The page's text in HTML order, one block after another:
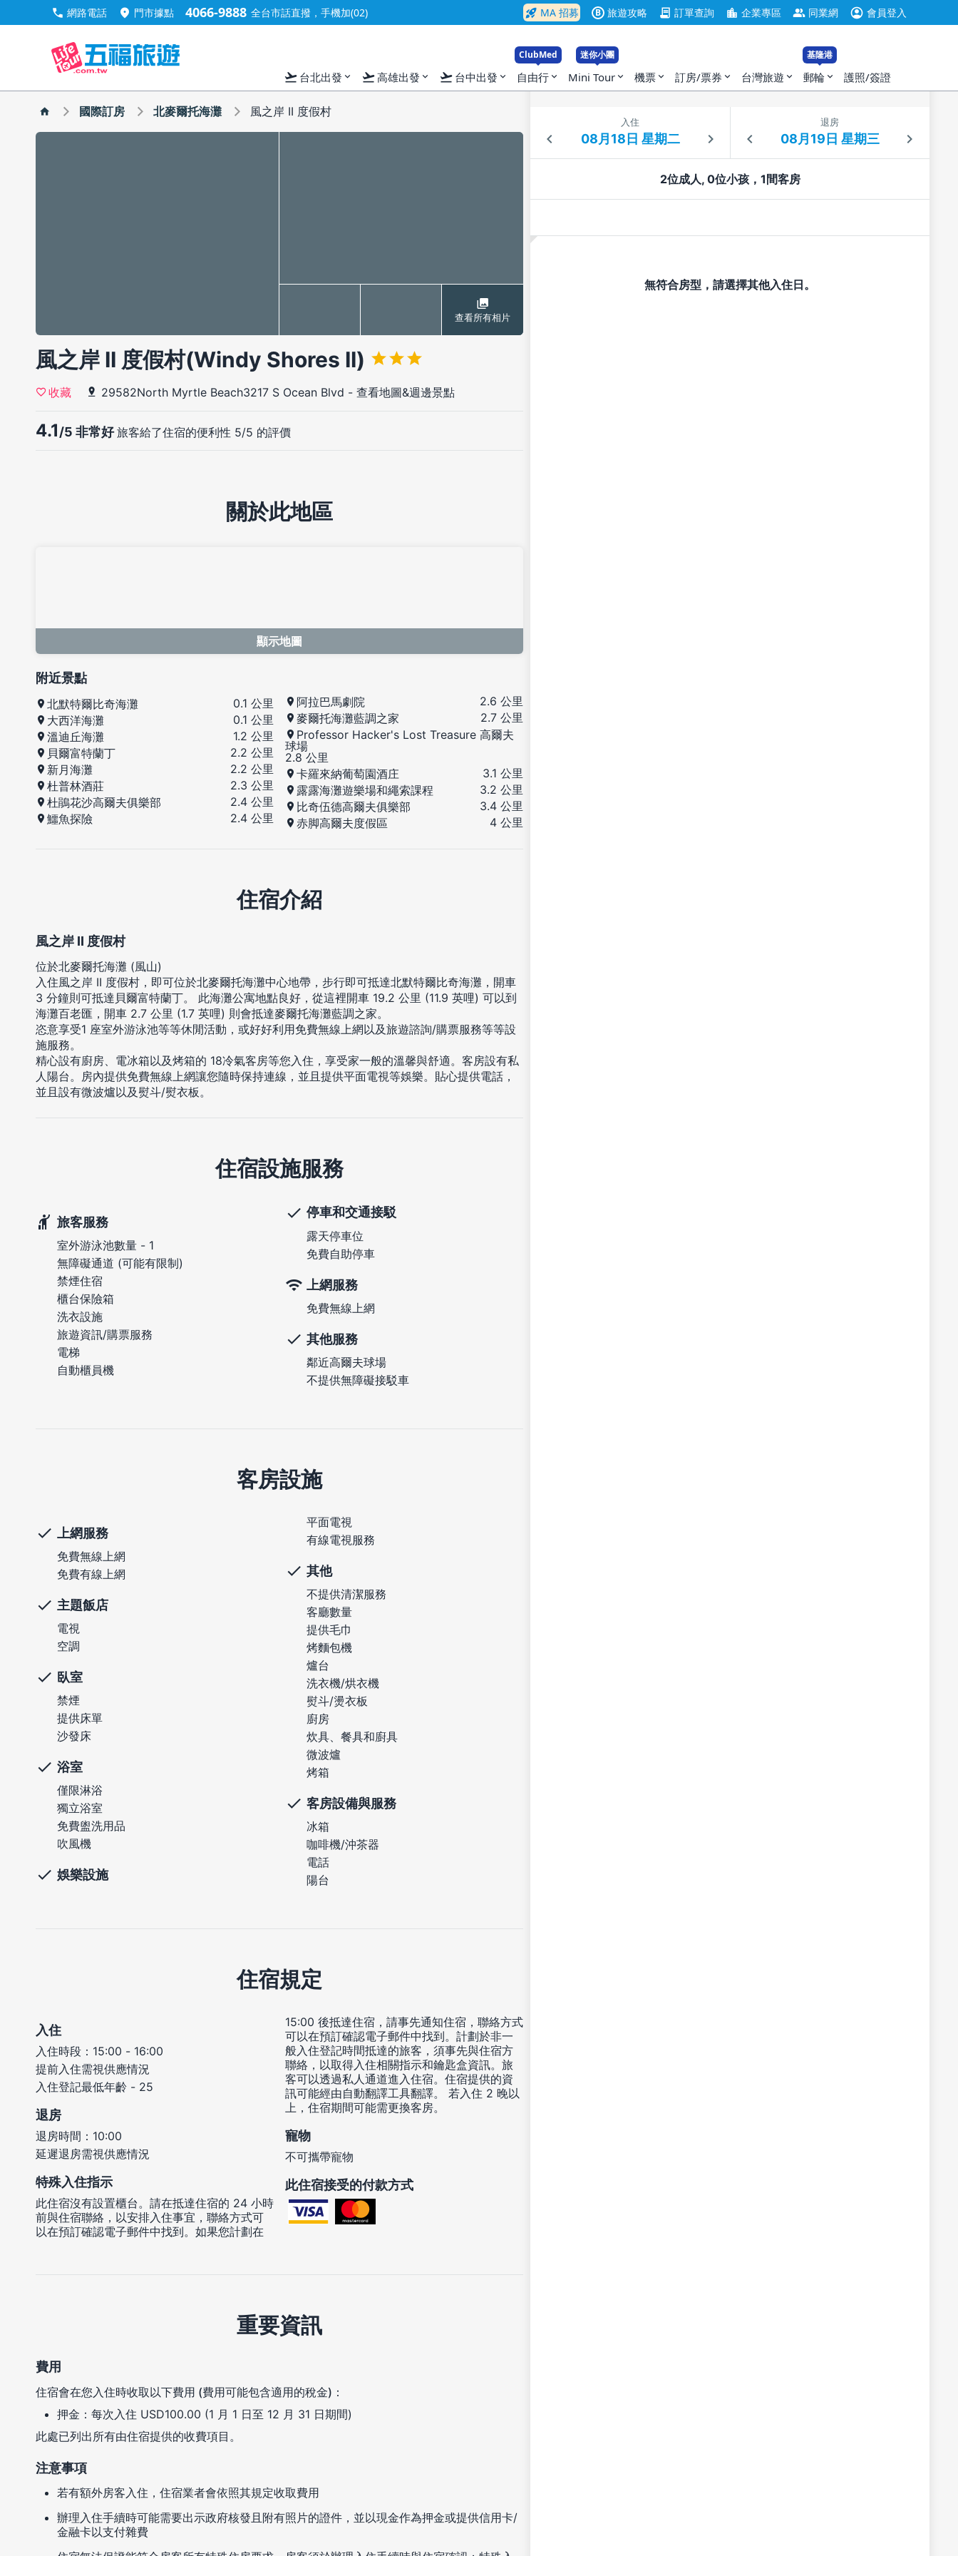
call 網路電話 location_on 門市據點 4066-9888 全台市話直撥，手機加(02) rocket_launch MA 招募 B 旅遊攻略 contract 訂單查詢 location_city 企業專區 group 同業網 account_circle 會員登入
flight_takeoff 台北出發 expand_more flight_takeoff高雄出發 expand_more flight_takeoff 台中出發 expand_more
ClubMed
自由行 expand_more
迷你小團
Mini Tour expand_more 機票 expand_more 訂房/票券 expand_more 台灣旅遊 expand_more
基隆港
郵輪 expand_more 護照/簽證
國際訂房 北麥爾托海灘 風之岸 II 度假村
查看所有相片
風之岸 II 度假村(Windy Shores II)
收藏 29582North Myrtle Beach3217 S Ocean Blvd - 查看地圖&週邊景點
4.1/5 非常好旅客給了住宿的便利性 5/5 的評價
入住 退房
2位成人, 0位小孩，1間客房
無符合房型，請選擇其他入住日。
關於此地區
顯示地圖
附近景點
北默特爾比奇海灘
0.1 公里
大西洋海灘
0.1 公里
溫迪丘海灘
1.2 公里
貝爾富特蘭丁
2.2 公里
新月海灘
2.2 公里
杜普林酒莊
2.3 公里
杜鵑花沙高爾夫俱樂部
2.4 公里
鱷魚探險
2.4 公里
阿拉巴馬劇院
2.6 公里
麥爾托海灘藍調之家
2.7 公里
Professor Hacker's Lost Treasure 高爾夫
球場
2.8 公里
卡羅來納葡萄園酒庄
3.1 公里
露露海灘遊樂場和繩索課程
3.2 公里
比奇伍德高爾夫俱樂部
3.4 公里
赤脚高爾夫度假區
4 公里
住宿介紹
風之岸 II 度假村
位於北麥爾托海灘 (風山)
入住風之岸 II 度假村，即可位於北麥爾托海灘中心地帶，步行即可抵達北默特爾比奇海灘，開車
3 分鐘則可抵達貝爾富特蘭丁。 此海灘公寓地點良好，從這裡開車 19.2 公里 (11.9 英哩) 可以到
海灘百老匯，開車 2.7 公里 (1.7 英哩) 則會抵達麥爾托海灘藍調之家。
恣意享受1 座室外游泳池等等休閒活動，或好好利用免費無線上網以及旅遊諮詢/購票服務等等設
施服務。
精心設有廚房、電冰箱以及烤箱的 18冷氣客房等您入住，享受家一般的溫馨與舒適。客房設有私
人陽台。房內提供免費無線上網讓您隨時保持連線，並且提供平面電視等娛樂。貼心提供電話，
並且設有微波爐以及熨斗/熨衣板。
住宿設施服務
旅客服務
室外游泳池數量 - 1
無障礙通道 (可能有限制)
禁煙住宿
櫃台保險箱
洗衣設施
旅遊資訊/購票服務
電梯
自動櫃員機
停車和交通接駁
露天停車位
免費自助停車
上網服務
免費無線上網
其他服務
鄰近高爾夫球場
不提供無障礙接駁車
客房設施
上網服務
免費無線上網
免費有線上網
主題飯店
電視
空調
臥室
禁煙
提供床單
沙發床
浴室
僅限淋浴
獨立浴室
免費盥洗用品
吹風機
娛樂設施
平面電視
有線電視服務
其他
不提供清潔服務
客廳數量
提供毛巾
烤麵包機
爐台
洗衣機/烘衣機
熨斗/燙衣板
廚房
炊具、餐具和廚具
微波爐
烤箱
客房設備與服務
冰箱
咖啡機/沖茶器
電話
陽台
住宿規定
入住
入住時段：15:00 - 16:00
提前入住需視供應情況
入住登記最低年齡 - 25
退房
退房時間：10:00
延遲退房需視供應情況
特殊入住指示
此住宿沒有設置櫃台。請在抵達住宿的 24 小時
前與住宿聯絡，以安排入住事宜，聯絡方式可
以在預訂確認電子郵件中找到。如果您計劃在
15:00 後抵達住宿，請事先通知住宿，聯絡方式
可以在預訂確認電子郵件中找到。計劃於非一
般入住登記時間抵達的旅客，須事先與住宿方
聯絡，以取得入住相關指示和鑰匙盒資訊。旅
客可以透過私人通道進入住宿。住宿提供的資
訊可能經由自動翻譯工具翻譯。 若入住 2 晚以
上，住宿期間可能需更換客房。
寵物
不可攜帶寵物
此住宿接受的付款方式
重要資訊
費用
住宿會在您入住時收取以下費用 (費用可能包含適用的稅金)：
押金：每次入住 USD100.00 (1 月 1 日至 12 月 31 日期間)
此處已列出所有由住宿提供的收費項目。
注意事項
若有額外房客入住，住宿業者會依照其規定收取費用
辦理入住手續時可能需要出示政府核發且附有照片的證件，並以現金作為押金或提供信用卡/
金融卡以支付雜費